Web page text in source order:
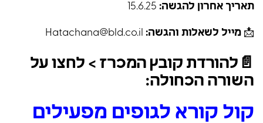
תאריך אחרון להגשה:
📩 מייל לשאלות והגשה: Hatachana@bld.co.il
📄 להורדת קובץ המכרז > לחצו על
השורה הכחולה:
קול קורא לגופים מפעילים